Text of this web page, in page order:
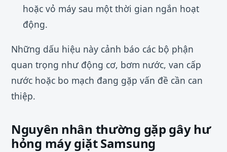
hoặc vỏ máy sau một thời gian ngắn hoạt
động.
Những dấu hiệu này cảnh báo các bộ phận
quan trọng như động cơ, bơm nước, van cấp
nước hoặc bo mạch đang gặp vấn đề cần can
thiệp.
Nguyên nhân thường gặp gây hư
hỏng máy giặt Samsung